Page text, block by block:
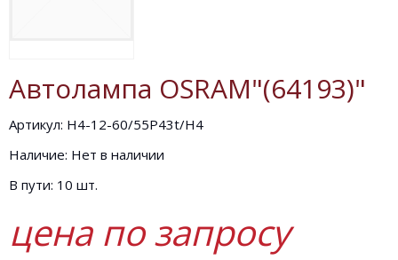
Автолампа OSRAM"(64193)"
Артикул: Н4-12-60/55P43t/H4
Наличие: Нет в наличии
В пути: 10 шт.
цена по запросу